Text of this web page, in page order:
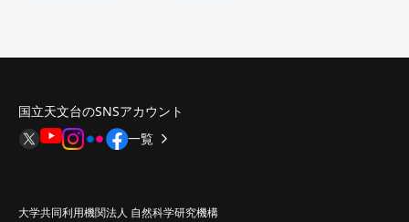
国立天文台のSNSアカウント
一覧
大学共同利用機関法人 自然科学研究機構